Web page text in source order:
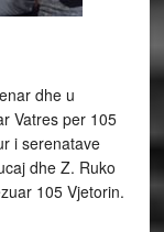
dhe u
Vatres per 105
i serenatave
dhe Z. Ruko
105 Vjetorin.